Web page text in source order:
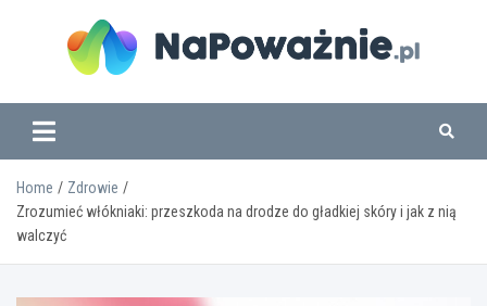
www.napowaznie.pl
Home
Zdrowie
Zrozumieć włókniaki: przeszkoda na drodze do gładkiej skóry i jak z nią
walczyć